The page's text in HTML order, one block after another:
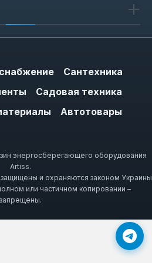
с большинством
с отражающим
тепло вверх и
покрытия. Под
предотвращает потери
важно учитывать,
температура на
превышать 27 °C,
Сантехника
Садовая техника
Автотовары
энергосберегающего оборудования
Artiss.
и охраняются законом Украины
или частичном копировании –
запрещены.